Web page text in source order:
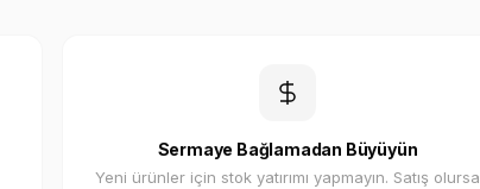
Sermaye Bağlamadan Büyüyün
Yeni ürünler için stok yatırımı yapmayın. Satış olursa